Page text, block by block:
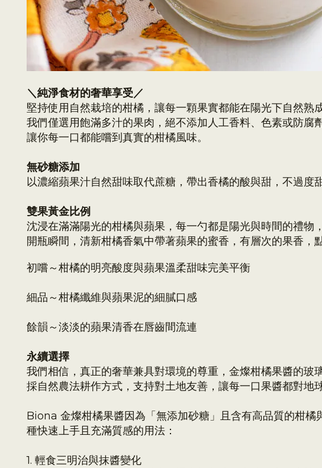
＼純淨食材的奢華享受／
堅持使用自然栽培的柑橘，讓每一顆果實都能在陽光下自然熟成
我們僅選用飽滿多汁的果肉，絕不添加人工香料、色素或防腐
讓你每一口都能嚐到真實的柑橘風味。
無砂糖添加
以濃縮蘋果汁自然甜味取代蔗糖，帶出香橘的酸與甜，不過度
雙果黃金比例
沈浸在滿滿陽光的柑橘與蘋果， 每一勺都是陽光與時間的禮物，
開瓶瞬間，清新柑橘香氣中帶著蘋果的蜜香，有層次的果香，
初嚐～柑橘的明亮酸度與蘋果溫柔甜味完美平衡
細品～柑橘纖維與蘋果泥的細膩口感
餘韻～淡淡的蘋果清香在唇齒間流連
永續選擇
我們相信，真正的奢華兼具對環境的尊重，金燦柑橘果醬的玻
採自然農法耕作方式 ，支持對土地友善，讓每一口果醬都對地
Biona 金燦柑橘果醬因為「無添加砂糖」且含有高品質的柑
種快速上手且充滿質感的用法：
1. 輕食三明治與抹醬變化